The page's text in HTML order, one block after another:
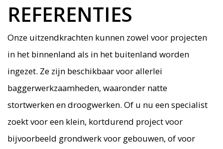
REFERENTIES
Onze uitzendkrachten kunnen zowel voor projecten
in het binnenland als in het buitenland worden
ingezet. Ze zijn beschikbaar voor allerlei
baggerwerkzaamheden, waaronder natte
stortwerken en droogwerken. Of u nu een specialist
zoekt voor een klein, kortdurend project voor
bijvoorbeeld grondwerk voor gebouwen, of voor